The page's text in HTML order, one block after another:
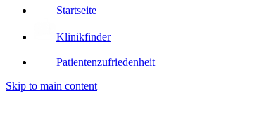
Startseite
Klinikfinder
Patientenzufriedenheit
Skip to main content